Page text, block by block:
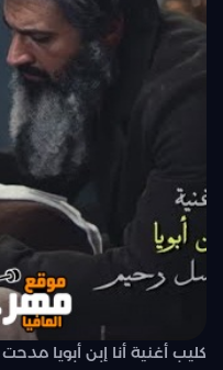
كليب أغنية أنا إبن أبويا